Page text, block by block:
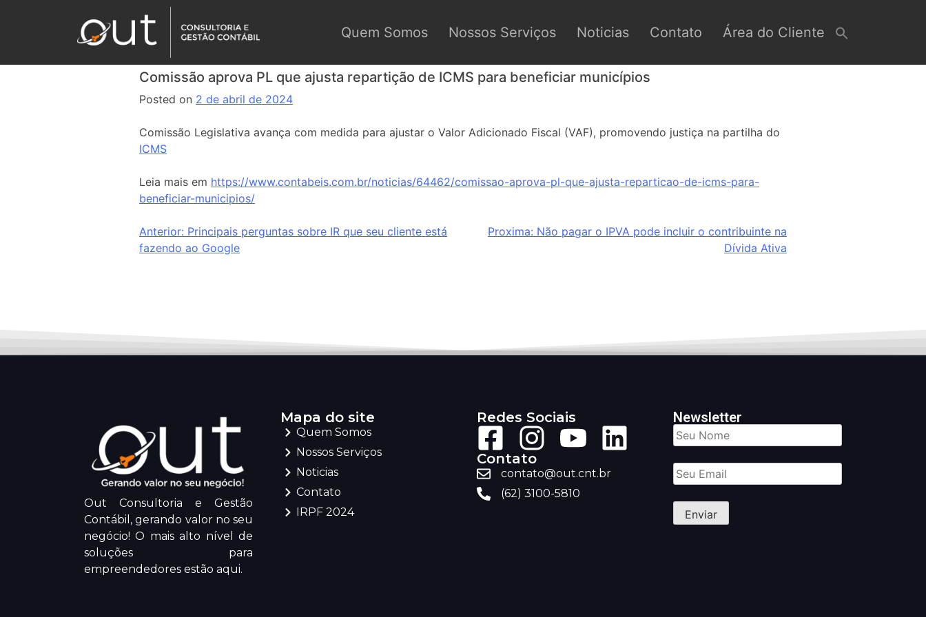
Quem Somos Nossos Serviços Noticias Contato Área do Cliente
Comissão aprova PL que ajusta repartição de ICMS para beneficiar municípios
Posted on 2 de abril de 2024
Comissão Legislativa avança com medida para ajustar o Valor Adicionado Fiscal (VAF), promovendo justiça na partilha do
ICMS
Leia mais em https://www.contabeis.com.br/noticias/64462/comissao-aprova-pl-que-ajusta-reparticao-de-icms-para-
beneficiar-municipios/
Anterior: Principais perguntas sobre IR que seu cliente está
fazendo ao Google
Proxima: Não pagar o IPVA pode incluir o contribuinte na
Dívida Ativa
Out Consultoria e Gestão
Contábil, gerando valor no seu
negócio! O mais alto nível de
soluções para
empreendedores estão aqui.
Mapa do site
Quem Somos
Nossos Serviços
Noticias
Contato
IRPF 2024
Redes Sociais
Contato
contato@out.cnt.br
(62) 3100-5810
Newsletter